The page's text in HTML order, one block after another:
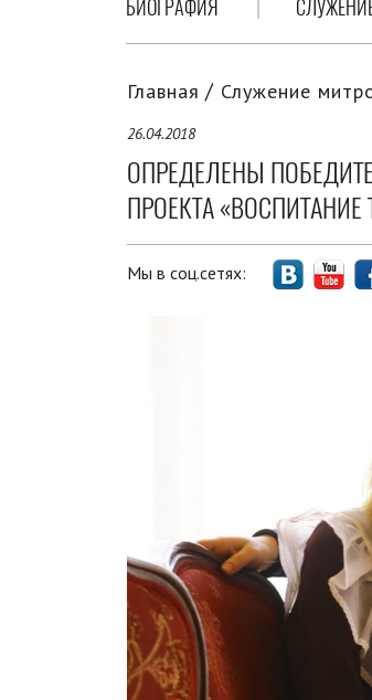
БИОГРАФИЯ
Главная Служение
26.04.2018
ОПРЕДЕЛЕНЫ
ПРОЕКТА «ВОСПИТАНИЕ
Мы в соц.сетях: